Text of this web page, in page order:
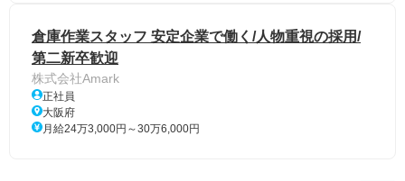
倉庫作業スタッフ 安定企業で働く/人物重視の採用/
第二新卒歓迎
株式会社Amark
正社員
大阪府
月給24万3,000円～30万6,000円